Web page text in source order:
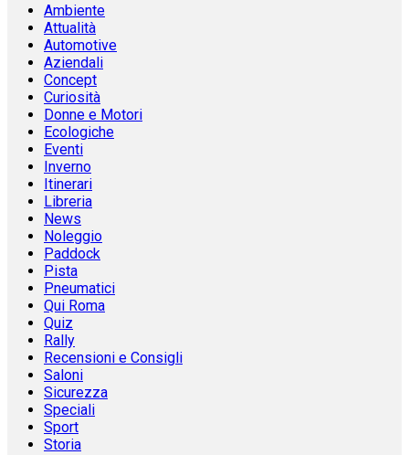
Ambiente
Attualità
Automotive
Aziendali
Concept
Curiosità
Donne e Motori
Ecologiche
Eventi
Inverno
Itinerari
Libreria
News
Noleggio
Paddock
Pista
Pneumatici
Qui Roma
Quiz
Rally
Recensioni e Consigli
Saloni
Sicurezza
Speciali
Sport
Storia